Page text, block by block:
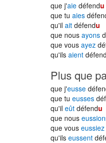
que j'aie défendu
que tuaies
qu'ilait défendu
que nousayons
que vousayez
qu'ilsaient
Plus que
que j'eusse
que tueusses
qu'ileût défendu
que nous
que vouseussiez
qu'ilseussent